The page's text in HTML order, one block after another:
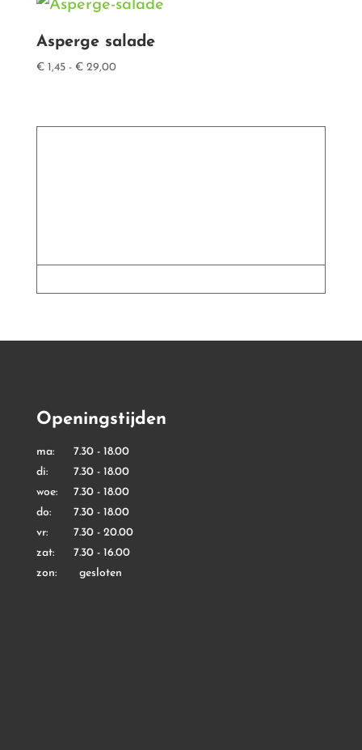
Asperge salade
€1,45 - €29,00Prijsklasse:
Openingstijden
ma: 7.30 - 18.00
di: 7.30 - 18.00
woe: 7.30 - 18.00
do: 7.30 - 18.00
vr: 7.30 - 20.00
zat: 7.30 - 16.00
zon: gesloten